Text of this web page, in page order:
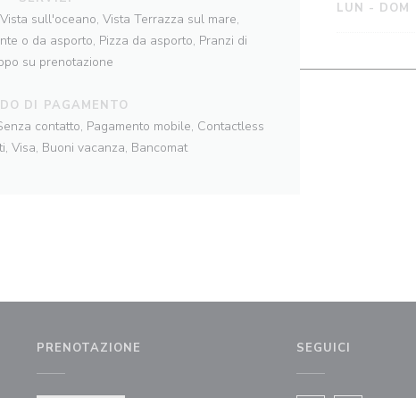
sull'oceano, Vista Terrazza sul mare,
o da asporto, Pizza da asporto, Pranzi di
su prenotazione
DI PAGAMENTO
contatto, Pagamento mobile, Contactless
Visa, Buoni vacanza, Bancomat
LUN - DOM
PRENOTAZIONE SEGUICI